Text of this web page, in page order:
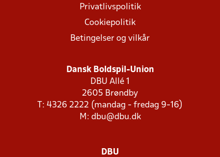
Privatlivspolitik
Cookiepolitik
Betingelser og vilkår
Dansk Boldspil-Union
DBU Allé 1
2605 Brøndby
T: 4326 2222 (mandag - fredag 9-16)
M: dbu@dbu.dk
DBU